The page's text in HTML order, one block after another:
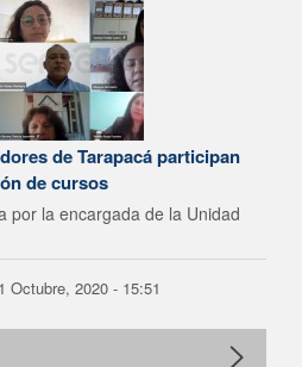
de Tarapacá participan
de cursos
por la encargada de la Unidad
Octubre, 2020 - 15:51